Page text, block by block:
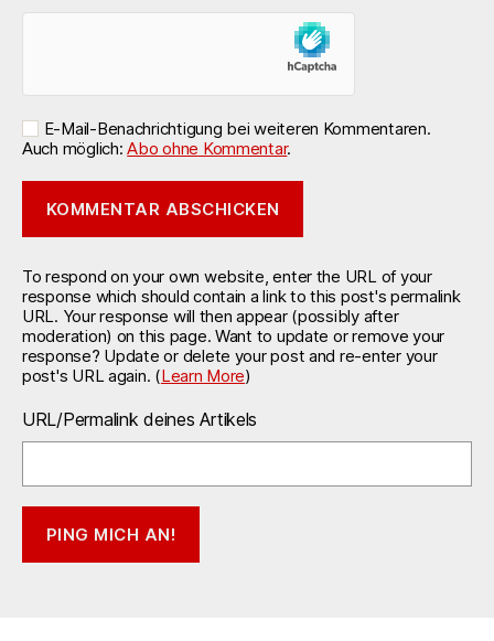
E-Mail-Benachrichtigung bei weiteren Kommentaren.
Auch möglich:Abo ohne Kommentar.
To respond on your own website, enter the URL of your
response which should contain a link to this post's permalink
URL. Your response will then appear (possibly after
moderation) on this page. Want to update or remove your
response? Update or delete your post and re-enter your
post's URL again. (Learn More)
URL/Permalink deines Artikels